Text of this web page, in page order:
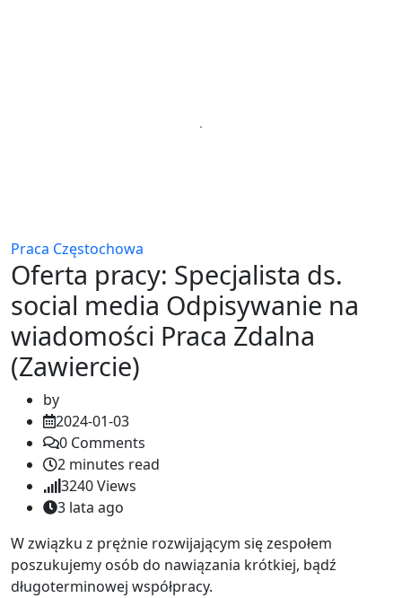
Praca Częstochowa
Oferta pracy: Specjalista ds.
social media Odpisywanie na
wiadomości Praca Zdalna
(Zawiercie)
by
2024-01-03
0 Comments
2 minutes read
3240Views
3 lata ago
W związku z prężnie rozwijającym się zespołem
poszukujemy osób do nawiązania krótkiej, bądź
długoterminowej współpracy.